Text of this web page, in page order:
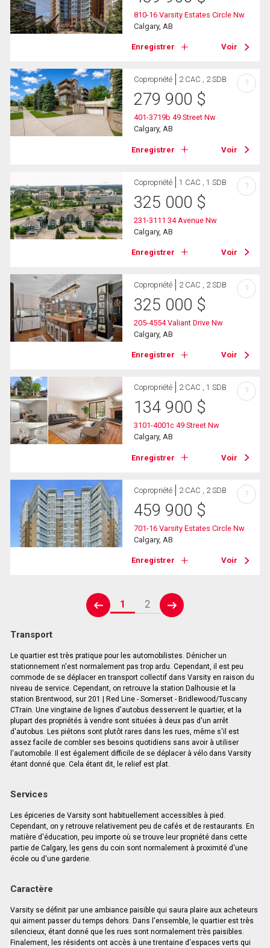
810-16 Varsity Estates Circle Nw
Calgary, AB
Enregistrer Voir
Copropriété 2 CAC , 2 SDB
279 900 $
401-3719b 49 Street Nw
Calgary, AB
Enregistrer Voir
?
Copropriété 1 CAC , 1 SDB
325 000 $
231-3111 34 Avenue Nw
Calgary, AB
Enregistrer Voir
?
Copropriété 2 CAC , 2 SDB
325 000 $
205-4554 Valiant Drive Nw
Calgary, AB
Enregistrer Voir
?
Copropriété 2 CAC , 1 SDB
134 900 $
3101-4001c 49 Street Nw
Calgary, AB
Enregistrer Voir
?
Copropriété 2 CAC , 2 SDB
459 900 $
701-16 Varsity Estates Circle Nw
Calgary, AB
Enregistrer Voir
?
prev
1 2
next
Transport
Le quartier est très pratique pour les automobilistes. Dénicher un
stationnement n'est normalement pas trop ardu. Cependant, il est peu
commode de se déplacer en transport collectif dans Varsity en raison du
niveau de service. Cependant, on retrouve la station Dalhousie et la
station Brentwood, sur 201 | Red Line - Somerset - Bridlewood/Tuscany
CTrain. Une vingtaine de lignes d'autobus desservent le quartier, et la
plupart des propriétés à vendre sont situées à deux pas d'un arrêt
d'autobus. Les piétons sont plutôt rares dans les rues, même s'il est
assez facile de combler ses besoins quotidiens sans avoir à utiliser
l'automobile. Il est également difficile de se déplacer à vélo dans Varsity
étant donné que. Cela étant dit, le relief est plat.
Services
Les épiceries de Varsity sont habituellement accessibles à pied.
Cependant, on y retrouve relativement peu de cafés et de restaurants. En
matière d'éducation, peu importe où se trouve leur propriété dans cette
partie de Calgary, les gens du coin sont normalement à proximité d'une
école ou d'une garderie.
Caractère
Varsity se définit par une ambiance paisible qui saura plaire aux acheteurs
qui aiment passer du temps dehors. Dans l'ensemble, le quartier est très
silencieux, étant donné que les rues sont normalement très paisibles.
Finalement, les résidents ont accès à une trentaine d'espaces verts qui